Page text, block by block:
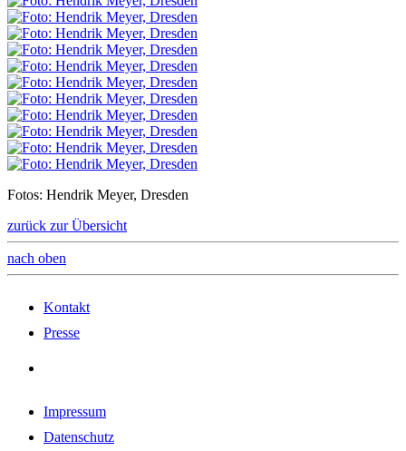
Fotos: Hendrik Meyer, Dresden
zurück zur Übersicht
nach oben
Kontakt
Presse
Impressum
Datenschutz